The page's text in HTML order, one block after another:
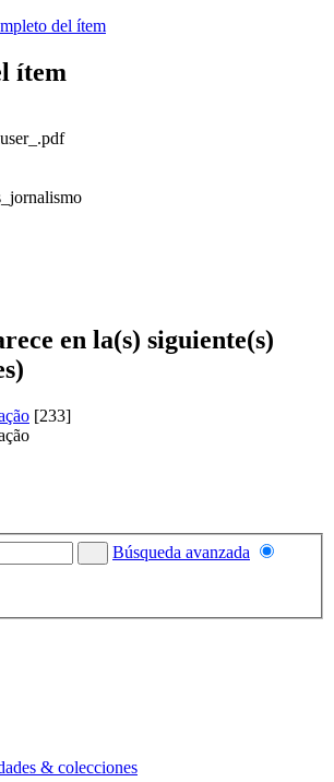
del ítem
ítem
en la(s) siguiente(s)
[233]
Búsqueda avanzada
& colecciones